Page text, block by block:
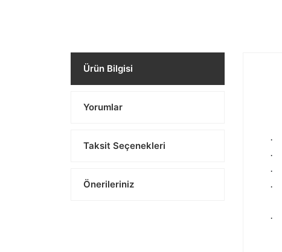
Ürün Bilgisi
Yorumlar
Taksit Seçenekleri
Önerileriniz
·
·
·
·
·